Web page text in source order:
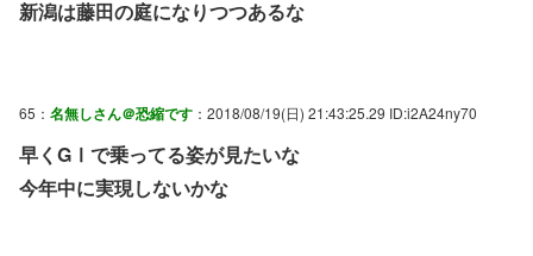
新潟は藤田の庭になりつつあるな
65： 名無しさん＠恐縮です ：2018/08/19(日) 21:43:25.29 ID:i2A24ny70
早くGⅠで乗ってる姿が見たいな
今年中に実現しないかな